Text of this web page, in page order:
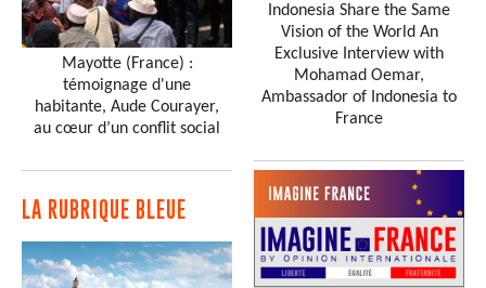
Mayotte (France) :
témoignage d'une
habitante, Aude Courayer,
au cœur d’un conflit social
LA RUBRIQUE BLEUE
Indonesia Share the Same
Vision of the World An
Exclusive Interview with
Mohamad Oemar,
Ambassador of Indonesia to
France